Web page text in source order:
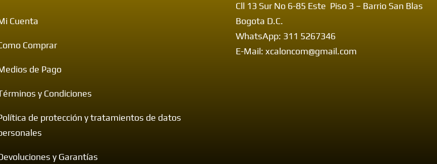
Cuenta
Comprar
de Pago
y Condiciones
de protección y tratamientos de datos
y Garantías
Cll 13 Sur No 6-85 Este Piso 3 – Barrio San Blas
Bogota D.C.
WhatsApp: 311 5267346
E-Mail: xcaloncom@gmail.com